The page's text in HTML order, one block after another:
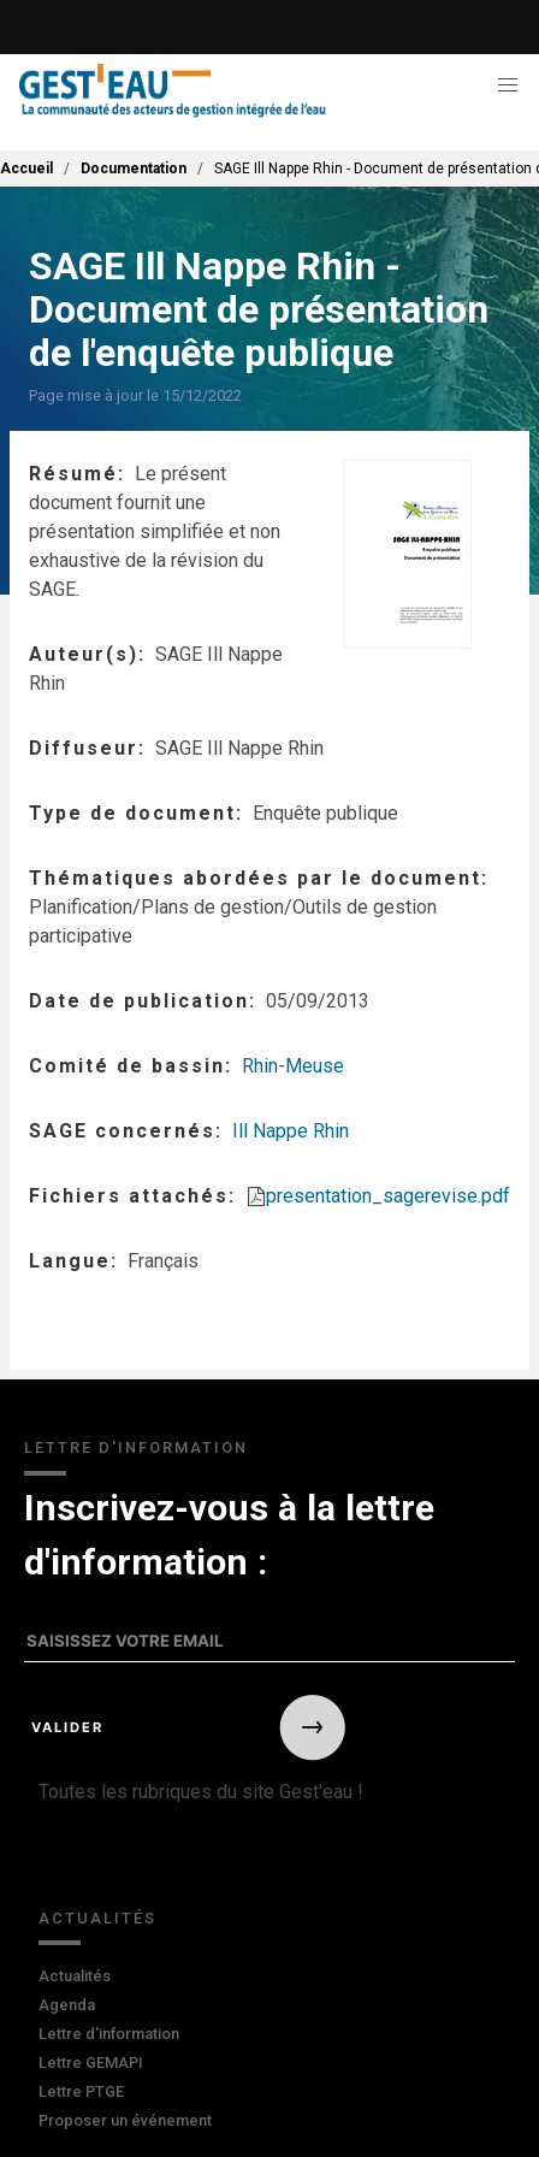
contenu
principal
Fil d'Ariane
Accueil Documentation SAGE Ill Nappe Rhin - Document de
SAGE Ill Nappe Rhin -
Document de présentation
de l'enquête publique
Page mise à jour le 15/12/2022
Résumé
Le présent
document fournit une
présentation simplifiée et non
exhaustive de la révision du
SAGE.
Auteur(s)
SAGE Ill Nappe
Rhin
Diffuseur SAGE Ill Nappe Rhin
Type de document Enquête publique
Thématiques abordées par le document
Planification/Plans de gestion/Outils de gestion
participative
Date de publication 05/09/2013
Comité de bassin Rhin-Meuse
SAGE concernés Ill Nappe Rhin
Fichiers attachés presentation_sagerevise.pdf
Langue Français
LETTRE D'INFORMATION
Inscrivez-vous à la lettre
d'information :
Toutes les rubriques du site Gest'eau !
ACTUALITÉS
Actualités
Agenda
Lettre d'information
Lettre GEMAPI
Lettre PTGE
Proposer un événement